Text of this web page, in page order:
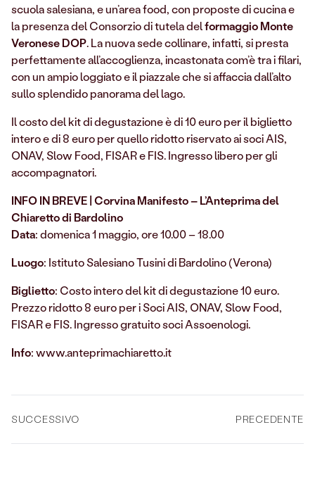
scuola salesiana, e un’area food, con proposte di cucina e
la presenza del Consorzio di tutela delformaggio Monte
Veronese DOP. La nuova sede collinare, infatti, si presta
perfettamente all’accoglienza, incastonata com’è tra i filari,
con un ampio loggiato e il piazzale che si affaccia dall’alto
sullo splendido panorama del lago.
Il costo del kit di degustazione è di 10 euro per il biglietto
intero e di 8 euro per quello ridotto riservato ai soci AIS,
ONAV, Slow Food, FISAR e FIS. Ingresso libero per gli
accompagnatori.
INFO IN BREVE | Corvina Manifesto – L’Anteprima del
Chiaretto di Bardolino
Data: domenica 1 maggio, ore 10.00 – 18.00
Luogo: Istituto Salesiano Tusini di Bardolino (Verona)
Biglietto: Costo intero del kit di degustazione 10 euro.
Prezzo ridotto 8 euro per i Soci AIS, ONAV, Slow Food,
FISAR e FIS. Ingresso gratuito soci Assoenologi.
Info: www.anteprimachiaretto.it
SUCCESSIVO PRECEDENTE